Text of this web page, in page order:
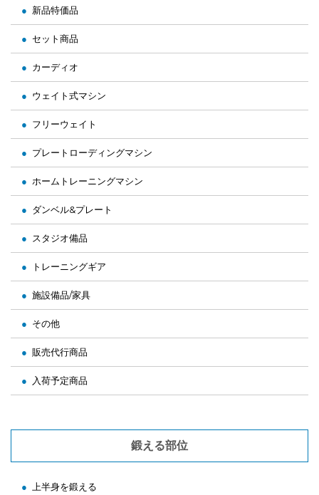
新品特価品
セット商品
カーディオ
ウェイト式マシン
フリーウェイト
プレートローディングマシン
ホームトレーニングマシン
ダンベル&プレート
スタジオ備品
トレーニングギア
施設備品/家具
その他
販売代行商品
入荷予定商品
鍛える部位
上半身を鍛える